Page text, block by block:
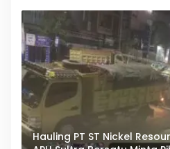
Hauling PT ST Nickel